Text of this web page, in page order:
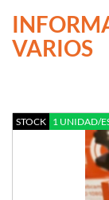
VARIOS
STOCK 1 UNIDAD/